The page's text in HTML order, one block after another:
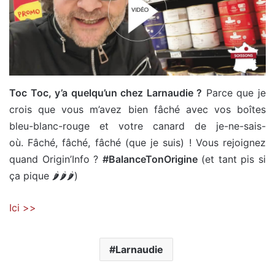
Toc Toc, y’a quelqu’un chez Larnaudie ? Parce que je
crois que vous m’avez bien fâché avec vos boîtes
bleu-blanc-rouge et votre canard de je-ne-sais-
où. Fâché, fâché, fâché (que je suis) ! Vous rejoignez
quand Origin’Info ? #BalanceTonOrigine(et tant pis si
ça pique 🌶️🌶️🌶️)
Ici >>
Larnaudie